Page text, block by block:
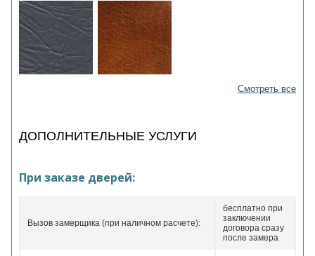
Смотреть все
ДОПОЛНИТЕЛЬНЫЕ УСЛУГИ
При заказе дверей:
Вызов замерщика (при наличном расчете):
бесплатно при
заключении
договора сразу
после замера